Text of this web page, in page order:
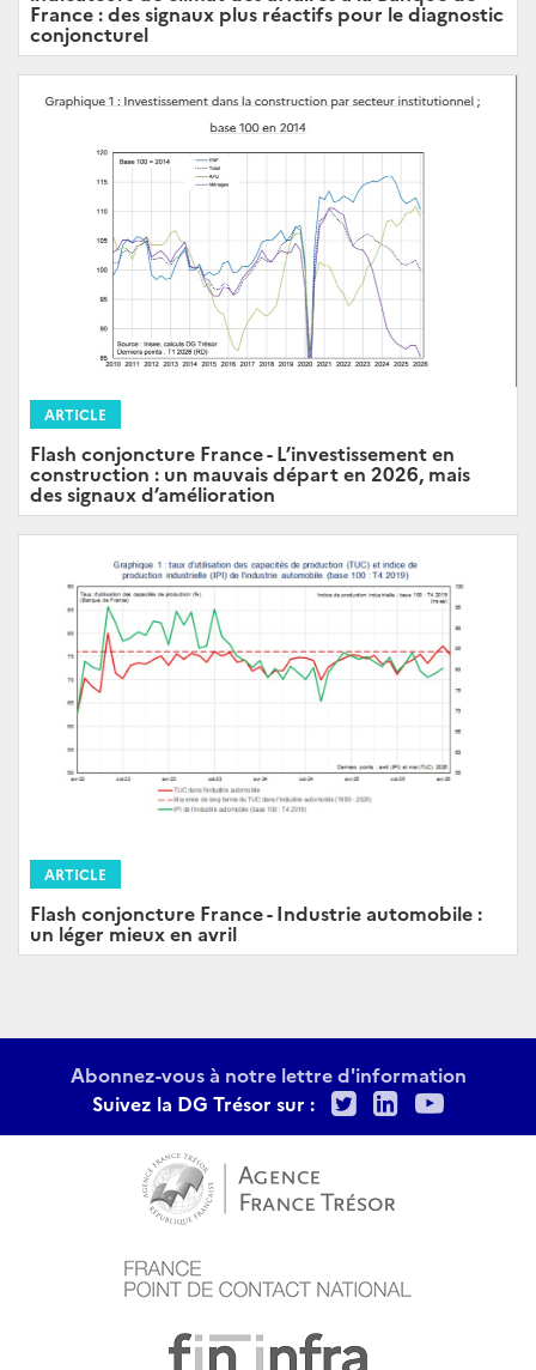
France : des signaux plus réactifs pour le diagnostic
conjoncturel
ARTICLE
Flash conjoncture France - L’investissement en
construction : un mauvais départ en 2026, mais
des signaux d’amélioration
ARTICLE
Flash conjoncture France - Industrie automobile :
un léger mieux en avril
Abonnez-vous à notre lettre d'information
Suivez la DG Trésor sur :
TwitterLinkedIn